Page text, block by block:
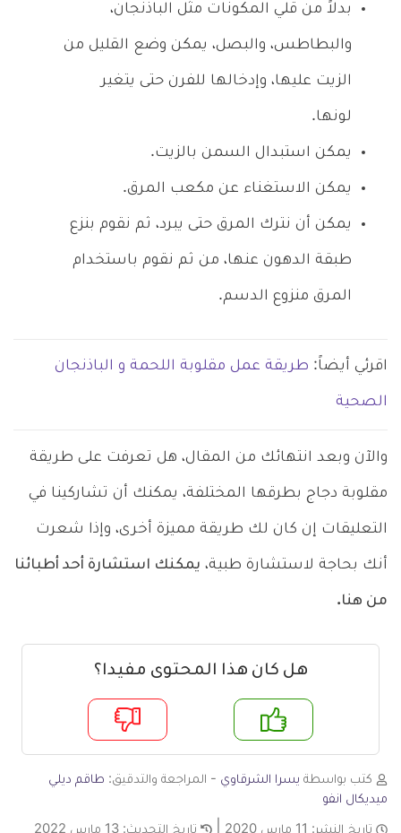
بدلاً من قلي المكونات مثل الباذنجان،
والبطاطس، والبصل، يمكن وضع القليل من
الزيت عليها، وإدخالها للفرن حتى يتغير
لونها.
يمكن استبدال السمن بالزيت.
يمكن الاستغناء عن مكعب المرق.
يمكن أن نترك المرق حتى يبرد، ثم نقوم بنزع
طبقة الدهون عنها، من ثم نقوم باستخدام
المرق منزوع الدسم.
اقرئي أيضاً: طريقة عمل مقلوبة اللحمة و الباذنجان
الصحية
والآن وبعد انتهائك من المقال، هل تعرفت على طريقة
مقلوبة دجاج بطرقها المختلفة، يمكنك أن تشاركينا في
التعليقات إن كان لك طريقة مميزة أخرى، وإذا شعرت
أنك بحاجة لاستشارة طبية، يمكنك استشارة أحد أطبائنا
من هنا.
هل كان هذا المحتوى مفيدا؟
لا
كتب بواسطة يسرا الشرقاوي - المراجعة والتدقيق: طاقم ديلي
ميديكال انفو